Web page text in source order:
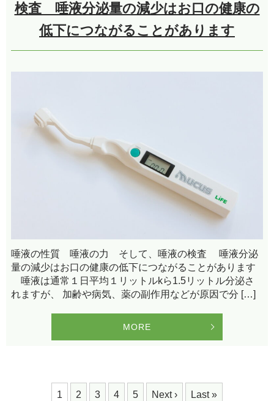
検査 唾液分泌量の減少はお口の健康の
低下につながることがあります
唾液の性質 唾液の力 そして、唾液の検査 唾液分泌
量の減少はお口の健康の低下につながることがあります
唾液は通常１日平均１リットルkら1.5リットル分泌さ
れますが、 加齢や病気、薬の副作用などが原因で分 […]
MORE
1 2 3 4 5 Next › Last »